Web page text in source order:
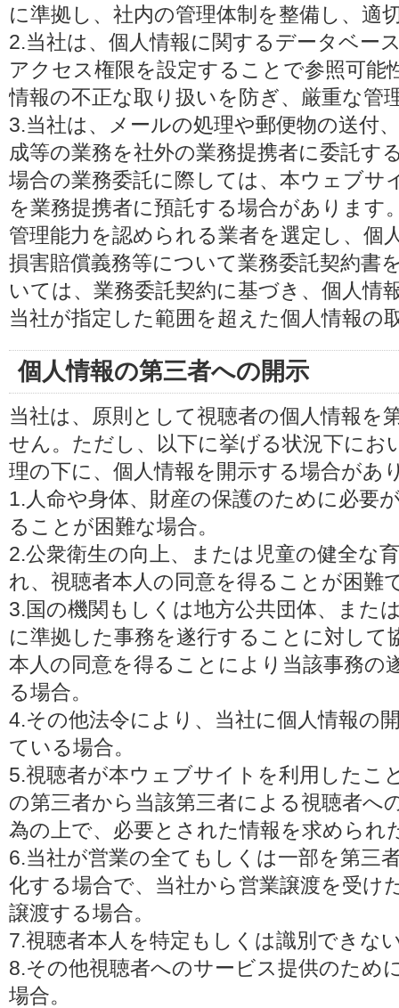
に準拠し、社内の管理体制を整備し、適
2.当社は、個人情報に関するデータベー
アクセス権限を設定することで参照可能
情報の不正な取り扱いを防ぎ、厳重な管
3.当社は、メールの処理や郵便物の送付
成等の業務を社外の業務提携者に委託す
場合の業務委託に際しては、本ウェブサ
を業務提携者に預託する場合があります
管理能力を認められる業者を選定し、個
損害賠償義務等について業務委託契約書
いては、業務委託契約に基づき、個人情
当社が指定した範囲を超えた個人情報の
個人情報の第三者への開示
当社は、原則として視聴者の個人情報を
せん。ただし、以下に挙げる状況下にお
理の下に、個人情報を開示する場合があ
1.人命や身体、財産の保護のために必要
ることが困難な場合。
2.公衆衛生の向上、または児童の健全な
れ、視聴者本人の同意を得ることが困難
3.国の機関もしくは地方公共団体、また
に準拠した事務を遂行することに対して
本人の同意を得ることにより当該事務の
る場合。
4.その他法令により、当社に個人情報の
ている場合。
5.視聴者が本ウェブサイトを利用したこ
の第三者から当該第三者による視聴者へ
為の上で、必要とされた情報を求められ
6.当社が営業の全てもしくは一部を第三
化する場合で、当社から営業譲渡を受け
譲渡する場合。
7.視聴者本人を特定もしくは識別できな
8.その他視聴者へのサービス提供のため
場合。